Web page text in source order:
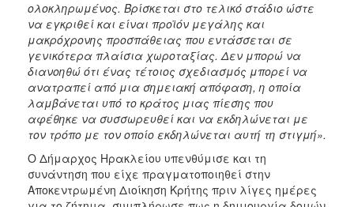
ολοκληρωμένος. Βρίσκεται στο τελικό στάδιο ώστε
να εγκριθεί και είναι προϊόν μεγάλης και
μακρόχρονης προσπάθειας που εντάσσεται σε
γενικότερα πλαίσια χωροταξίας. Δεν μπορώ να
διανοηθώ ότι ένας τέτοιος σχεδιασμός μπορεί να
ανατραπεί από μια σημειακή απόφαση, η οποία
λαμβάνεται υπό το κράτος μιας πίεσης που
αφέθηκε να συσσωρευθεί και να εκδηλώνεται με
τον τρόπο με τον οποίο εκδηλώνεται αυτή τη στιγμή».
Ο Δήμαρχος Ηρακλείου υπενθύμισε και τη
συνάντηση που είχε πραγματοποιηθεί στην
Αποκεντρωμένη Διοίκηση Κρήτης πριν λίγες ημέρες